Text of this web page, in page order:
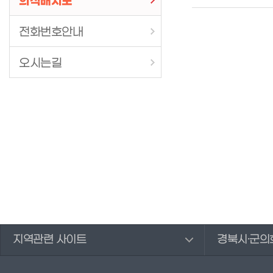
전화번호안내
오시는길
지역관련 사이트 경북시·군의